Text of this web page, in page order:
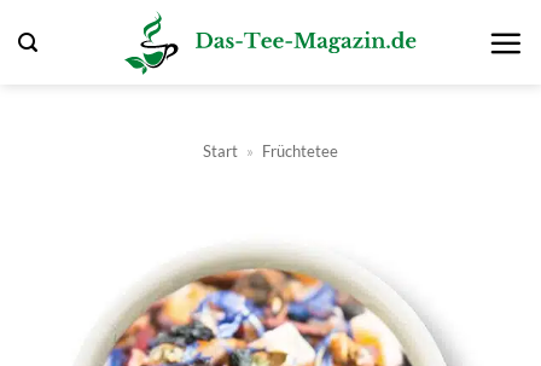
Inhalt
Start » Früchtetee